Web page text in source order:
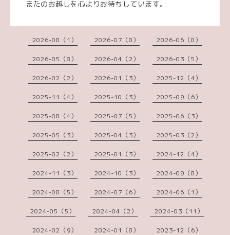
またのお越しを心よりお待ちしています。
2026-08（1） 2026-07（8） 2026-06（8）
2026-05（8） 2026-04（2） 2026-03（5）
2026-02（2） 2026-01（3） 2025-12（4）
2025-11（4） 2025-10（3） 2025-09（6）
2025-08（4） 2025-07（5） 2025-06（3）
2025-05（3） 2025-04（3） 2025-03（2）
2025-02（2） 2025-01（3） 2024-12（4）
2024-11（3） 2024-10（3） 2024-09（8）
2024-08（5） 2024-07（6） 2024-06（1）
2024-05（5） 2024-04（2） 2024-03（11）
2024-02（9） 2024-01（8） 2023-12（6）